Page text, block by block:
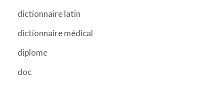
dictionnaire latin
dictionnaire médical
diplome
doc